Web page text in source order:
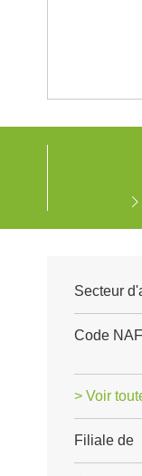
Secteur
Code NAF
> Voir
Filiale de